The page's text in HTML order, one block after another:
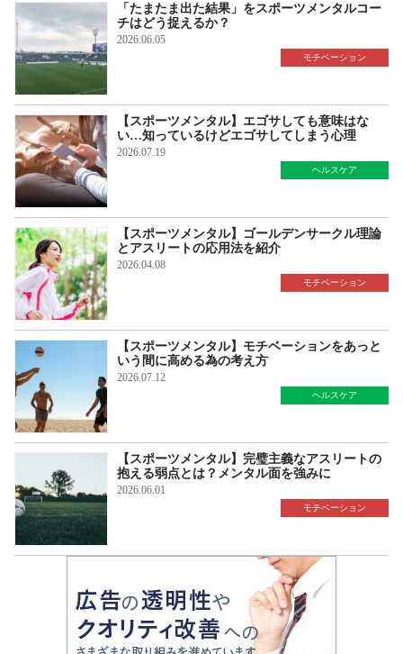
「たまたま出た結果」をスポーツメンタルコー
チはどう捉えるか？
2026.06.05
モチベーション
【スポーツメンタル】エゴサしても意味はな
い…知っているけどエゴサしてしまう心理
2026.07.19
ヘルスケア
【スポーツメンタル】ゴールデンサークル理論
とアスリートの応用法を紹介
2026.04.08
モチベーション
【スポーツメンタル】モチベーションをあっと
いう間に高める為の考え方
2026.07.12
ヘルスケア
【スポーツメンタル】完璧主義なアスリートの
抱える弱点とは？メンタル面を強みに
2026.06.01
モチベーション